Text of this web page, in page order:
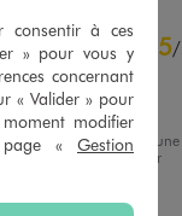
5/
vérifié et récompensé
13/07/2026 , suite à une
du 30/06/2026
par
consentir à ces
» pour vous y
concernant
« Valider » pour
modifier
page « Gestion